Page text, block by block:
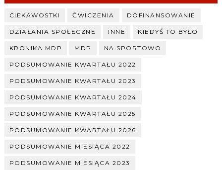
CIEKAWOSTKI ĆWICZENIA DOFINANSOWANIE
DZIAŁANIA SPOŁECZNE INNE KIEDYŚ TO BYŁO
KRONIKA MDP MDP NA SPORTOWO
PODSUMOWANIE KWARTAŁU 2022
PODSUMOWANIE KWARTAŁU 2023
PODSUMOWANIE KWARTAŁU 2024
PODSUMOWANIE KWARTAŁU 2025
PODSUMOWANIE KWARTAŁU 2026
PODSUMOWANIE MIESIĄCA 2022
PODSUMOWANIE MIESIĄCA 2023